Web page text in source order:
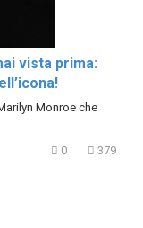
vista prima:
Monroe che
0 379